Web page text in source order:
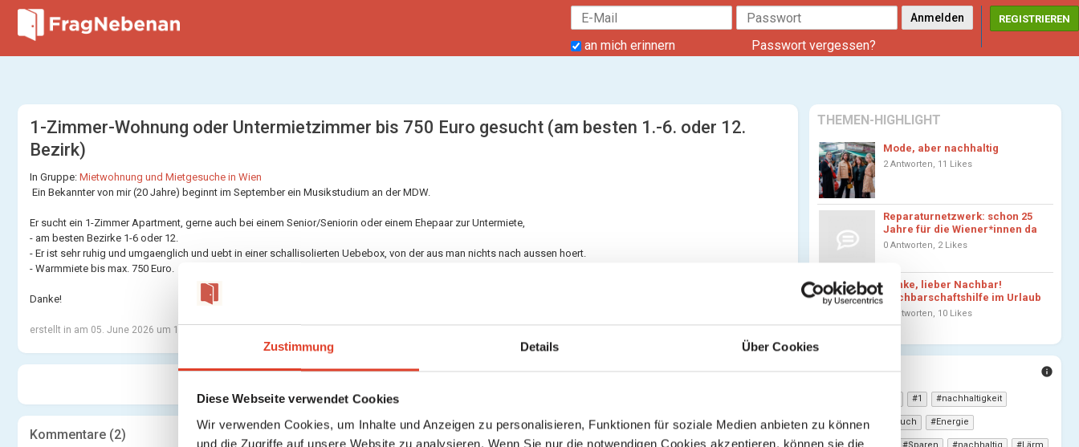
Zustimmung Details Über Cookies
Diese Webseite verwendet Cookies
Wir verwenden Cookies, um Inhalte und Anzeigen zu personalisieren, Funktionen für soziale Medien anbieten zu können
und die Zugriffe auf unsere Website zu analysieren. Wenn Sie nur die notwendigen Cookies akzeptieren, können sie die
an mich erinnern Passwort vergessen?
REGISTRIEREN
THEMEN-HIGHLIGHT
Mode, aber nachhaltig
2 Antworten, 11 Likes
Reparaturnetzwerk: schon 25
Jahre für die Wiener*innen da
0 Antworten, 2 Likes
Danke, lieber Nachbar!
Nachbarschaftshilfe im Urlaub
3 Antworten, 10 Likes
TAGS info
1 nachhaltigkeit
Umzug Einbruch Energie
1-Zimmer-Wohnung oder Untermietzimmer bis 750 Euro gesucht (am besten 1.-6. oder 12.
Bezirk)
In Gruppe: Mietwohnung und Mietgesuche in Wien
Ein Bekannter von mir (20 Jahre) beginnt im September ein Musikstudium an der MDW.
Er sucht ein 1-Zimmer Apartment, gerne auch bei einem Senior/Seniorin oder einem Ehepaar zur Untermiete,
- am besten Bezirke 1-6 oder 12.
- Er ist sehr ruhig und umgaenglich und uebt in einer schallisolierten Uebebox, von der aus man nichts nach aussen hoert.
- Warmmiete bis max. 750 Euro.
Danke!
erstellt in am 05. June 2026 um 11:44
Kommentare (2)